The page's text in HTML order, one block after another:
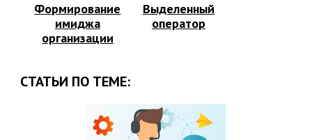
Формирование
имиджа
организации
Выделенный
оператор
СТАТЬИ ПО ТЕМЕ: